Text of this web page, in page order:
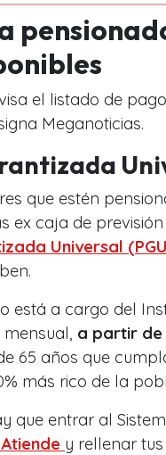
el listado de
Meganoticias.
que estén
ex caja de
Universal
está a cargo del
a partir
65 años que
más rico de la
que entrar al
y rellenar